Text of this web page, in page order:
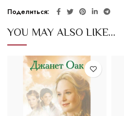
Поделиться
YOU MAY ALSO LIKE…